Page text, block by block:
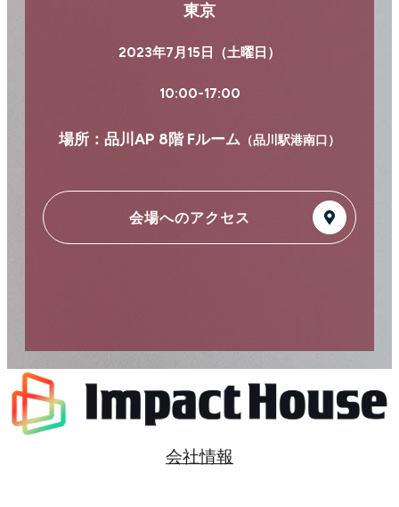
東京
2023年7月15日（土曜日）
10:00-17:00
場所：品川AP 8階 Fルーム （品川駅港南口 ）
会場へのアクセス
会社情報